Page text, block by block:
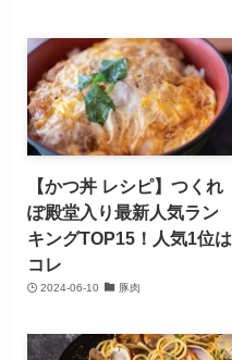
【かつ丼 レシピ】つくれ
ぽ殿堂入り最新人気ラン
キングTOP15！人気1位は
コレ
2024-06-10 豚肉